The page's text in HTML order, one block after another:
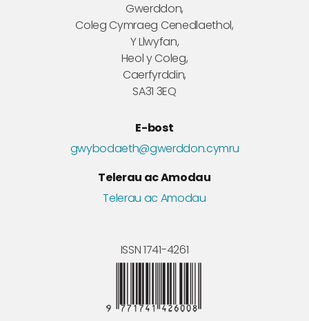
Gwerddon,
Coleg Cymraeg Cenedlaethol,
Y Llwyfan,
Heol y Coleg,
Caerfyrddin,
SA31 3EQ
E-bost
gwybodaeth@gwerddon.cymru
Telerau ac Amodau
Telerau ac Amodau
ISSN 1741-4261